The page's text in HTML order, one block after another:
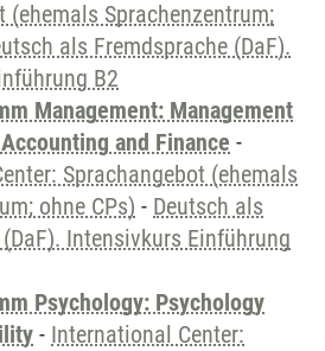
(ehemals Sprachenzentrum;
als Fremdsprache (DaF).
B2
Management: Management
and Finance -
Sprachangebot (ehemals
ohne CPs) - Deutsch als
Intensivkurs Einführung
Psychology: Psychology
- International Center: